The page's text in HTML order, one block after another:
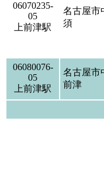
06070235-
05
上前津駅
名古屋市
須
06080076-
05
上前津駅
名古屋市
前津